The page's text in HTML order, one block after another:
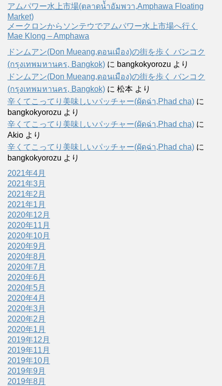
アムパワー水上市場(ตลาดน้ำอัมพวา,Amphawa Floating
Market)
メークロンからソンテウでアムパワー水上市場へ行く
Mae Klong – Amphawa
ドンムアン(Don Mueang,ดอนเมือง)の街を歩く バンコク
(กรุงเทพมหานคร, Bangkok) に bangkokyorozu より
ドンムアン(Don Mueang,ดอนเมือง)の街を歩く バンコク
(กรุงเทพมหานคร, Bangkok) に 松本 より
辛くてこってり美味しいパッチャー(ผัดฉ่า,Phad cha) に
bangkokyorozu より
辛くてこってり美味しいパッチャー(ผัดฉ่า,Phad cha) に
Akio より
辛くてこってり美味しいパッチャー(ผัดฉ่า,Phad cha) に
bangkokyorozu より
2021年4月
2021年3月
2021年2月
2021年1月
2020年12月
2020年11月
2020年10月
2020年9月
2020年8月
2020年7月
2020年6月
2020年5月
2020年4月
2020年3月
2020年2月
2020年1月
2019年12月
2019年11月
2019年10月
2019年9月
2019年8月